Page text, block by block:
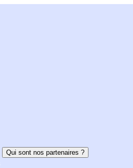
Qui sont nos partenaires ?